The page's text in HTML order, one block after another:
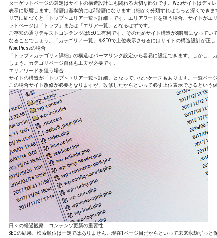
ターゲットページの選定はサイトの構造設計にも関わる大切な部分です。Webサイトはディ
表示に影響します。階層は基本的には3階層になります（細かく分類すればもっと深くでき
リアに紐づくと「トップ＞エリア一覧＞詳細」です。エリアワードを狙う場合、サイトが
ットページは「トップ」または「エリア一覧」となるはずです。
ご存知の通りテキストコンテンツはSEOに有利です。そのためサイト構造が3階層になって
なることでしょう。「カテゴリ／一覧」をSEOで上位表示させるにはサイトの構造設計が正し
WordPressの場合
「トップ＞カテゴリ＞詳細」の構造はパーマリンク設定から容易に設定できます。しかし、
しょう。カテゴリページ自体も工夫が必要です。
エリアワードを狙う場合
サイトの構造が「トップ＞エリア一覧＞詳細」となっていないケースもあります。一覧ペー
この場合サイト改修が必要となりますが、改修したからといって必ず上位表示できるという
日々の経過観察、コンテンツ更新の重要性
SEOの結果、検索順位は一定ではありません。現在1ページ目だからといって未来永劫ずっ